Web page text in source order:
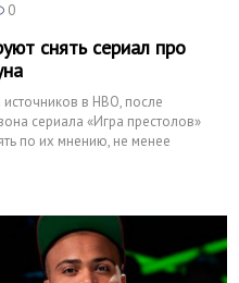
0
снять сериал про
в НВО, после
сериала «Игра престолов»
по их мнению, не менее